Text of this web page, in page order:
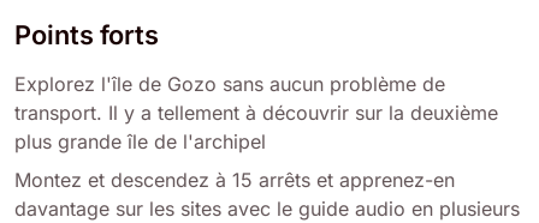
Points forts
Explorez l'île de Gozo sans aucun problème de
transport. Il y a tellement à découvrir sur la deuxième
plus grande île de l'archipel
Montez et descendez à 15 arrêts et apprenez-en
davantage sur les sites avec le guide audio en plusieurs